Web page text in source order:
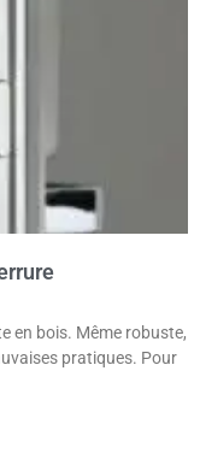
en bois. Même robuste,
pratiques. Pour